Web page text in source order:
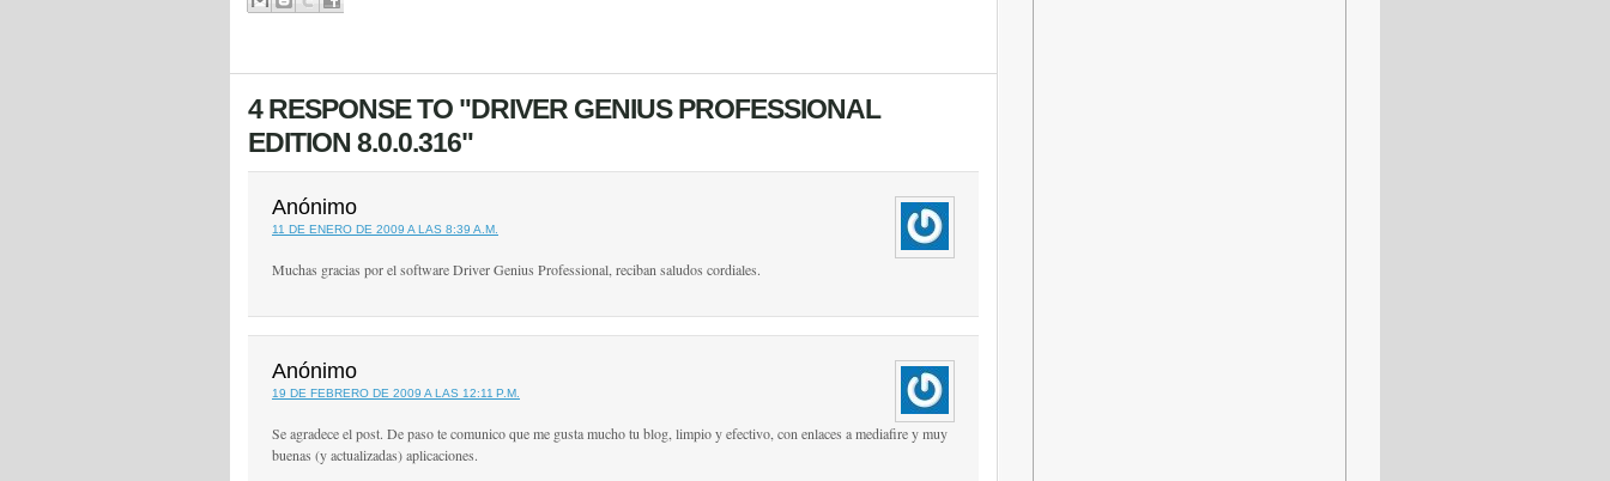
4 RESPONSE TO "DRIVER GENIUS PROFESSIONAL
EDITION 8.0.0.316"
Anónimo
11 DE ENERO DE 2009 A LAS 8:39 A.M.
Muchas gracias por el software Driver Genius Professional, reciban saludos cordiales.
Anónimo
19 DE FEBRERO DE 2009 A LAS 12:11 P.M.
Se agradece el post. De paso te comunico que me gusta mucho tu blog, limpio y efectivo, con enlaces a mediafire y muy
buenas (y actualizadas) aplicaciones.